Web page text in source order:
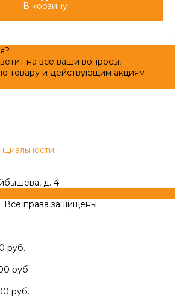
В корзину
на все ваши вопросы,
товару и действующим акциям
д. 4
Все права защищены
руб.
руб.
руб.